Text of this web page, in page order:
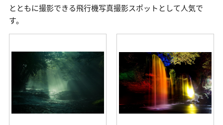
とともに撮影できる飛行機写真撮影スポットとして人気で
す。